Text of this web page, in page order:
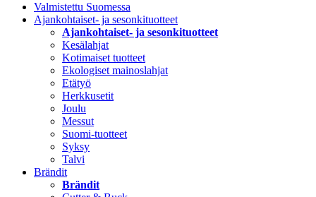
Valmistettu Suomessa
Ajankohtaiset- ja sesonkituotteet
Ajankohtaiset- ja sesonkituotteet
Kesälahjat
Kotimaiset tuotteet
Ekologiset mainoslahjat
Etätyö
Herkkusetit
Joulu
Messut
Suomi-tuotteet
Syksy
Talvi
Brändit
Brändit